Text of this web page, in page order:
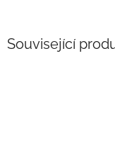
Související